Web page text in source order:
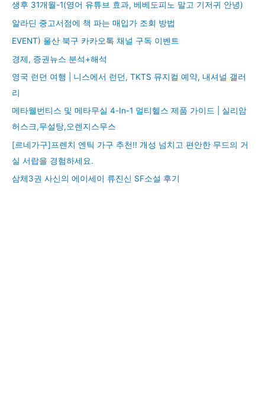
생후 31개월-1(영어 유튜브 효과, 베베도피노 말고 기저귀 안녕)
알라딘 중고서점에 책 파는 매입가 조회 방법
EVENT) 울산 북구 카카오톡 채널 구독 이벤트
경제, 증권뉴스 분석+해석
영국 런던 여행 | 니스에서 런던, TKTS 뮤지컬 예약, 내셔널 갤러
리
메타웰번티스 및 메타무실 4-In-1 멀티헬스 제품 가이드 | 실리암
허스크,무설탕,오렌지스무스
[르네가구]프렌치 엔틱 가구 추천!! 개성 넘치고 편안한 무드의 거
실 서랍을 경험하세요.
삼체3권 사신의 에이세이 류진신 SF소설 후기